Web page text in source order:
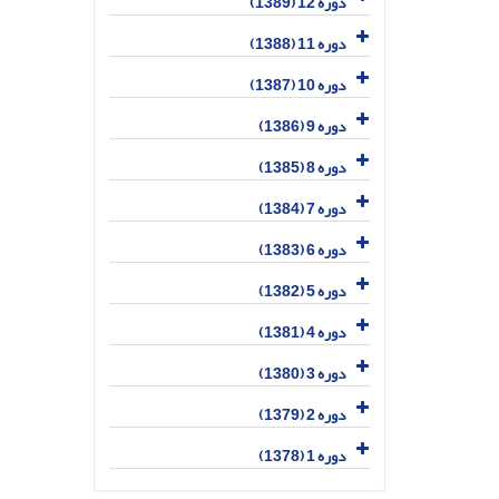
دوره 11 (1388)
دوره 10 (1387)
دوره 9 (1386)
دوره 8 (1385)
دوره 7 (1384)
دوره 6 (1383)
دوره 5 (1382)
دوره 4 (1381)
دوره 3 (1380)
دوره 2 (1379)
دوره 1 (1378)